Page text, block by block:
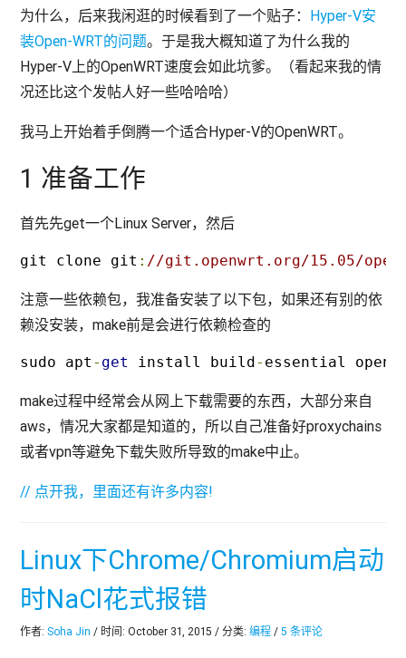
为什么，后来我闲逛的时候看到了一个贴子： Hyper-V安
装Open-WRT的问题。于是我大概知道了为什么我的
Hyper-V上的OpenWRT速度会如此坑爹。（看起来我的情
况还比这个发帖人好一些哈哈哈）
我马上开始着手倒腾一个适合Hyper-V的OpenWRT。
1 准备工作
首先先get一个Linux Server，然后
git clone git : //git.openwrt.org/15.05/
注意一些依赖包，我准备安装了以下包，如果还有别的依
赖没安装，make前是会进行依赖检查的
sudo apt - get install build- essential
make过程中经常会从网上下载需要的东西，大部分来自
aws，情况大家都是知道的，所以自己准备好proxychains
或者vpn等避免下载失败所导致的make中止。
// 点开我，里面还有许多内容!
Linux下Chrome/Chromium启动
时NaCl花式报错
作者:Soha Jin / 时间: October 31, 2015 / 分类:编程 /5 条评论